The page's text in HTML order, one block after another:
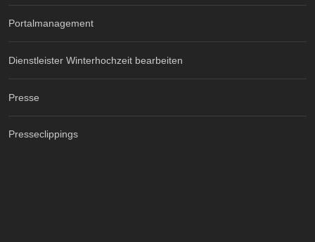
Portalmanagement
Dienstleister Winterhochzeit bearbeiten
Presse
Presseclippings